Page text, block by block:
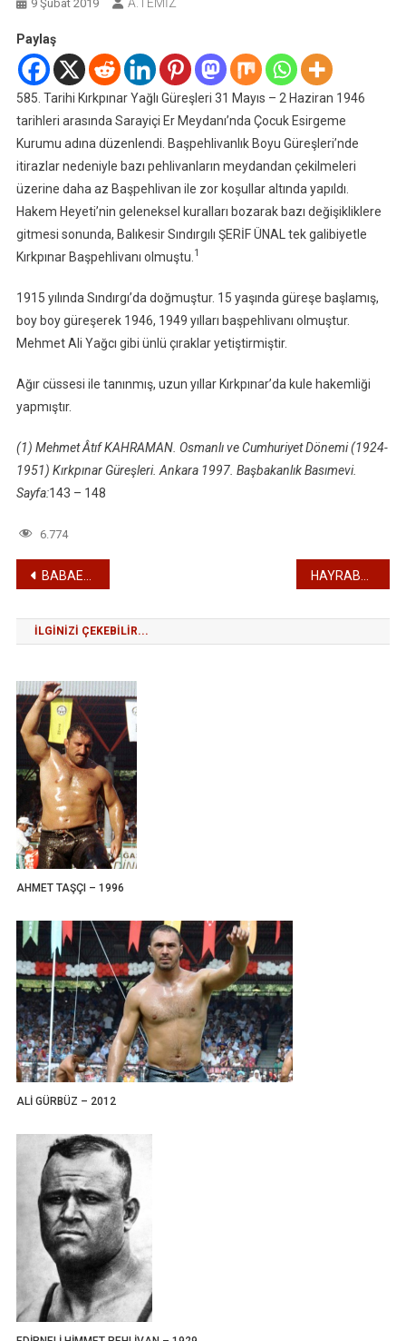
9 Şubat 2019
Paylaş
585. Tarihi Kırkpınar Yağlı Güreşleri 31 Mayıs – 2 Haziran 1946
tarihleri arasında Sarayiçi Er Meydanı’nda Çocuk Esirgeme
Kurumu adına düzenlendi. Başpehlivanlık Boyu Güreşleri’nde
itirazlar nedeniyle bazı pehlivanların meydandan çekilmeleri
üzerine daha az Başpehlivan ile zor koşullar altında yapıldı.
Hakem Heyeti’nin geleneksel kuralları bozarak bazı değişikliklere
gitmesi sonunda, Balıkesir Sındırgılı ŞERİF ÜNAL tek galibiyetle
Kırkpınar Başpehlivanı olmuştu. 1
1915 yılında Sındırgı’da doğmuştur. 15 yaşında güreşe başlamış,
boy boy güreşerek 1946, 1949 yılları başpehlivanı olmuştur.
Mehmet Ali Yağcı gibi ünlü çıraklar yetiştirmiştir.
Ağır cüssesi ile tanınmış, uzun yıllar Kırkpınar’da kule hakemliği
yapmıştır.
(1) Mehmet Âtıf KAHRAMAN. Osmanlı ve Cumhuriyet Dönemi (1924-
1951) Kırkpınar Güreşleri. Ankara 1997. Başbakanlık Basımevi.
Sayfa:143 – 148
6.774
Yazı
gezinmesi
BABAESKİ KOZPINARLI İBRAHİM ERDİ – 1945
İLGINIZI ÇEKEBILIR...
AHMET TAŞÇI – 1996
ALİ GÜRBÜZ – 2012